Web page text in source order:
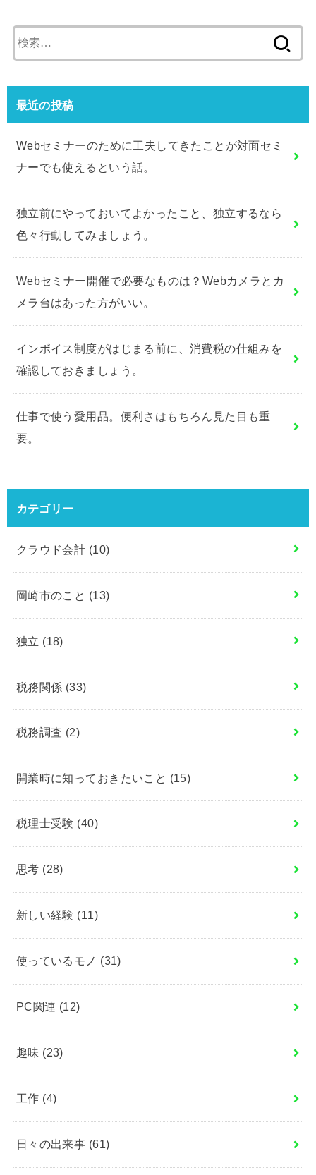
索:
最近の投稿
Webセミナーのために工夫してきたことが対面セミ
ナーでも使えるという話。
独立前にやっておいてよかったこと、独立するなら
色々行動してみましょう。
Webセミナー開催で必要なものは？Webカメラとカ
メラ台はあった方がいい。
インボイス制度がはじまる前に、消費税の仕組みを
確認しておきましょう。
仕事で使う愛用品。便利さはもちろん見た目も重
要。
カテゴリー
クラウド会計 (10)
岡崎市のこと (13)
独立 (18)
税務関係 (33)
税務調査 (2)
開業時に知っておきたいこと (15)
税理士受験 (40)
思考 (28)
新しい経験 (11)
使っているモノ (31)
PC関連 (12)
趣味 (23)
工作 (4)
日々の出来事 (61)